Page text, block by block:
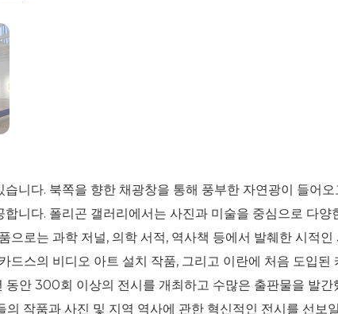
니다. 북쪽을 향한 채광창을 통해 풍부한 자연광이 들어오
니다. 폴리곤 갤러리에서는 사진과 미술을 중심으로 다양
로는 과학 저널, 의학 서적, 역사책 등에서 발췌한 시적인
스의 비디오 아트 설치 작품, 그리고 이란에 처음 도입된
안 300회 이상의 전시를 개최하고 수많은 출판물을 발간
작품과 사진 및 지역 역사에 관한 혁신적인 전시를 선보